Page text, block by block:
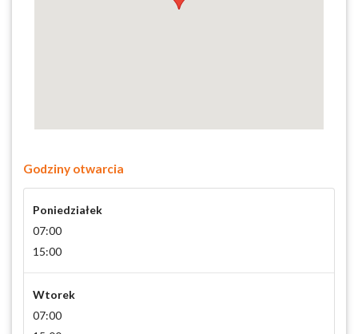
Godziny otwarcia
Poniedziałek
07:00
15:00
Wtorek
07:00